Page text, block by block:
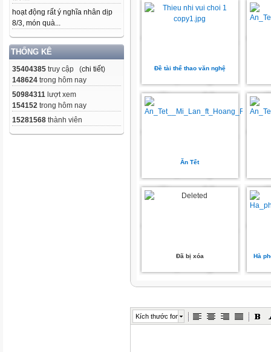
hoạt động rất ý nghĩa nhân dịp
8/3, món quà...
THỐNG KÊ
35404385 truy cập (chi tiết)
148624 trong hôm nay
50984311 lượt xem
154152 trong hôm nay
15281568 thành viên
Đề tài thể thao văn nghệ
Ăn Tết
Đã bị xóa Hà
Kích thước font